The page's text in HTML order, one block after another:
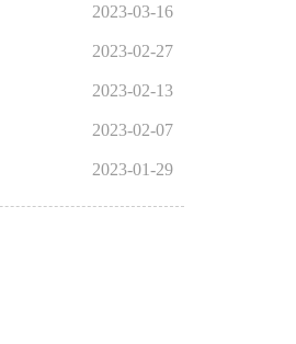
2023-03-16
2023-02-27
2023-02-13
2023-02-07
2023-01-29